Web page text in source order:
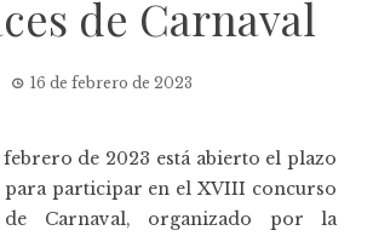
de Carnaval
16 de febrero de 2023
febrero de 2023 está abierto el plazo
participar en el XVIII concurso
Carnaval, organizado por la